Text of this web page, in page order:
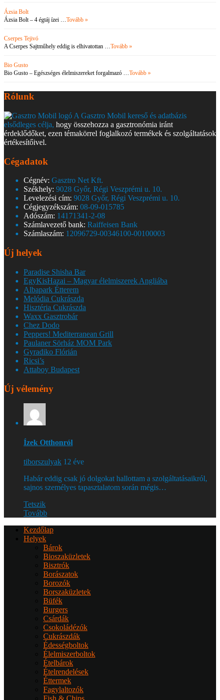
Ázsia Bolt
Ázsia Bolt – 4 égtáj ízei … Tovább »
Cserpes Tejivó
A Cserpes Sajtműhely eddig is elhivatottan … Tovább »
Bio Gusto
Bio Gusto – Egészséges élelmiszereket forgalmazó … Tovább »
Rólunk
A Gasztro Mobil kereső és adatbázis
elsődleges célja, hogy összehozza a gasztronómia iránt
érdeklődőket, ezen témakörrel foglalkozó termékek és szolgáltatások
értékesítőivel.
Cégadatok
Cégnév: Gasztro Net Kft.
Székhely: 9028 Győr, Régi Veszprémi u. 10.
Levelezési cím: 9028 Győr, Régi Veszprémi u. 10.
Cégjegyzékszám: 08-09-015785
Adószám: 14171341-2-08
Számlavezető bank: Raiffeisen Bank
Számlaszám: 12096729-00346100-00100003
Új helyek
Paradise Shisha Bar
EgyKisHazai – Magyar élelmiszerek Angliába
Albapark Étterem
Melódia Cukrászda
Hisztéria Cukrászda
Waxx Gasztrobár
Chez Dodo
Peppers! Mediterranean Grill
Paulaner Sörház MOM Park
Gyradiko Flórián
Ricsi’s
Attaboy Budapest
Új vélemény
Ízek Otthonról
tiborszulyak 12 éve
Habár eddig csak jó dolgokat hallottam a szolgáltatásaikról,
sajnos személyes tapasztalatom során mégis…
Tetszik
Tovább
Kezdőlap
Helyek
Bárok
Bioszaküzletek
Bisztrók
Borászatok
Borozók
Borszaküzletek
Büfék
Burgers
Csárdák
Csokoládézók
Cukrászdák
Édességboltok
Élelmiszerboltok
Ételbárok
Ételrendelések
Éttermek
Fagylaltozók
Fish & Chips